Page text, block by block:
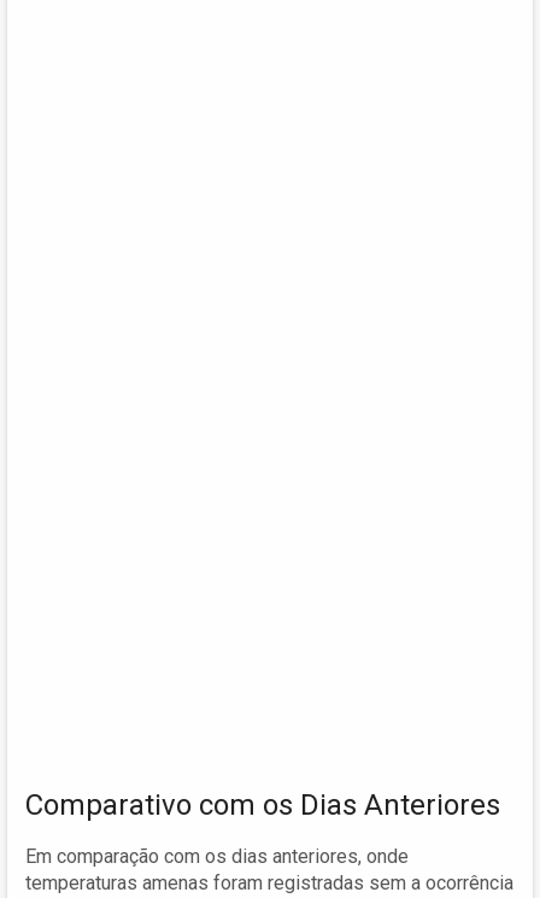
Comparativo com os Dias Anteriores
Em comparação com os dias anteriores, onde
temperaturas amenas foram registradas sem a ocorrência